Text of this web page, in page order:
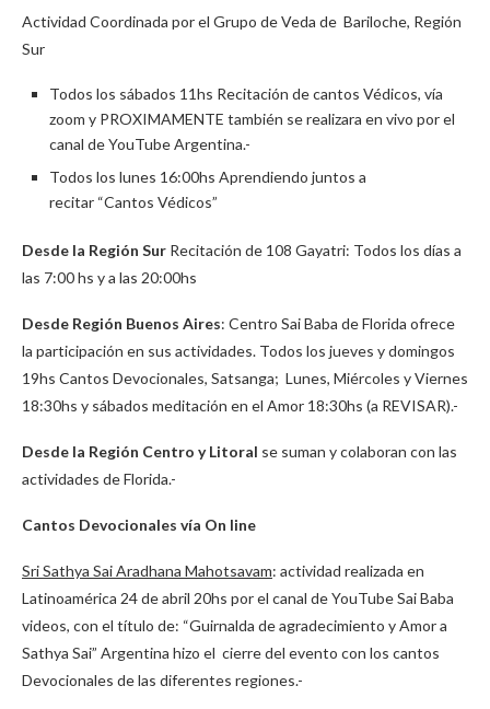
Actividad Coordinada por el Grupo de Veda de Bariloche, Región
Sur
Todos los sábados 11hs Recitación de cantos Védicos, vía
zoom y PROXIMAMENTE también se realizara en vivo por el
canal de YouTube Argentina.-
Todos los lunes 16:00hs Aprendiendo juntos a
recitar “Cantos Védicos”
Desde la Región Sur Recitación de 108 Gayatri: Todos los días a
las 7:00 hs y a las 20:00hs
Desde Región Buenos Aires: Centro Sai Baba de Florida ofrece
la participación en sus actividades. Todos los jueves y domingos
19hs Cantos Devocionales, Satsanga; Lunes, Miércoles y Viernes
18:30hs y sábados meditación en el Amor 18:30hs (a REVISAR).-
Desde la Región Centro y Litoral se suman y colaboran con las
actividades de Florida.-
Cantos Devocionales vía On line
Sri Sathya Sai Aradhana Mahotsavam: actividad realizada en
Latinoamérica 24 de abril 20hs por el canal de YouTube Sai Baba
videos, con el título de: “Guirnalda de agradecimiento y Amor a
Sathya Sai” Argentina hizo el cierre del evento con los cantos
Devocionales de las diferentes regiones.-